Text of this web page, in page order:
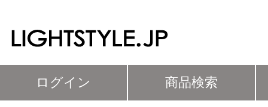
ログイン 商品検索